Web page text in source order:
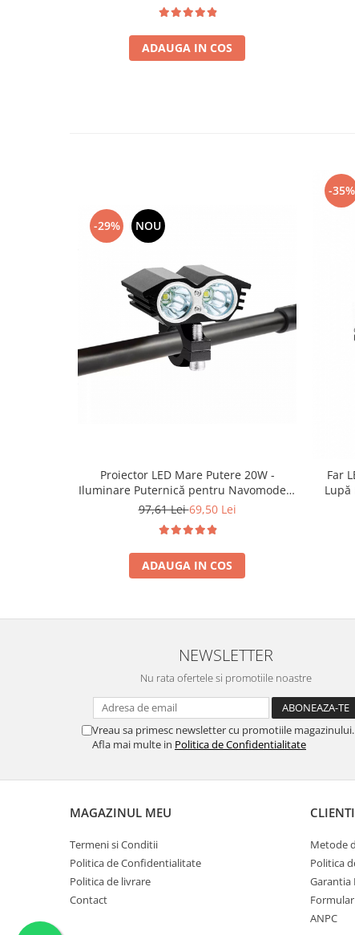
ADAUGA IN COS
-29% NOU
Proiector LED Mare Putere 20W -
Iluminare Puternică pentru Navomodele
și Vehicule
97,61 Lei69,50 Lei
ADAUGA IN COS
-35%
Far
Lupă
NEWSLETTER
Nu rata ofertele si promotiile noastre
Vreau sa primesc newsletter cu promotiile magazinului.
Afla mai multe in Politica de Confidentialitate
MAGAZINUL MEU
Termeni si Conditii
Politica de Confidentialitate
Politica de livrare
Contact
CLIENTI
Metode
Politica
Garantia
ANPC